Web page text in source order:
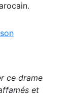
ce drame
et